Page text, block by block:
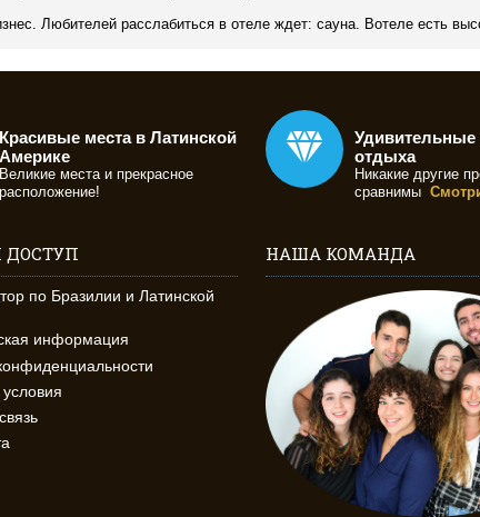
Любителей расслабиться в отеле ждет: сауна. Вотеле есть
Красивые места в Латинской
Америке
Великие места и прекрасное
расположение!
Удивительные
отдыха
Никакие другие
сравнимы
по Бразилии и Латинской
информация
НАША КОМАНДА